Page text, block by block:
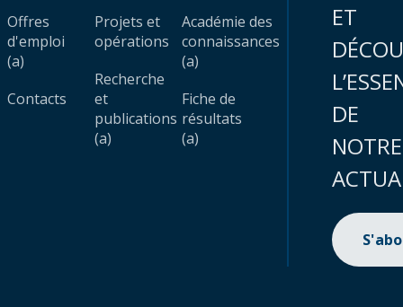
Offres
d'emploi
(a)
Contacts
Projets et
opérations
Recherche
et
publications
(a)
Académie des
connaissances
(a)
Fiche de
résultats
(a)
ET
DE
NOTRE